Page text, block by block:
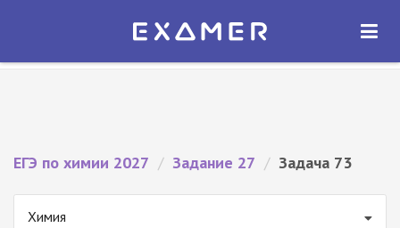
Экзамер — ЕГЭ 2027
ОТКРЫТЬ
ЕГЭ по химии 2027 / Задание 27 / Задача 73
Химия